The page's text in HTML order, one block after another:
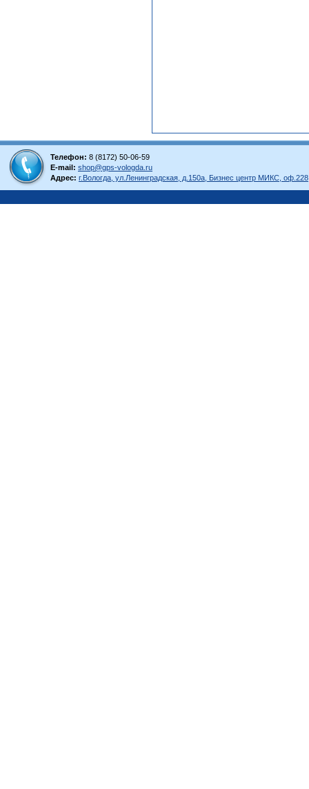
Телефон: 8 (8172) 50-06-59
E-mail: shop@gps-vologda.ru
Адрес: г.Вологда, ул.Ленинградская, д.150а, Бизнес центр МИКС, оф.228